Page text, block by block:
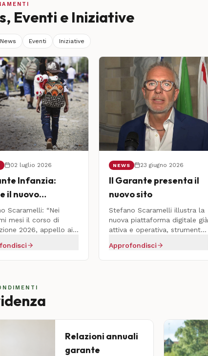
Eventi e Iniziative
News Eventi Iniziative
02 luglio 2026
Infanzia:
il nuovo
per i
Volontari di
Stranieri Non
Scaramelli: “Nei
mesi il corso di
2026, appello ai
grande valore civico”
NEWS 23 giugno 2026
Il Garante presenta il
nuovo sito
Stefano Scaramelli illustra la
nuova piattaforma digitale già
attiva e operativa, strumento
la tutela dei diritti dei minori
Approfondisci
Relazioni annuali
garante